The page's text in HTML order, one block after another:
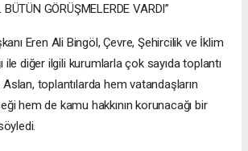
GÖRÜŞMELERDE VARDI”
Eren Ali Bingöl, Çevre, Şehircilik ve İklim
ile diğer ilgili kurumlarla çok sayıda toplantı
Aslan, toplantılarda hem vatandaşların
hem de kamu hakkının korunacağı bir